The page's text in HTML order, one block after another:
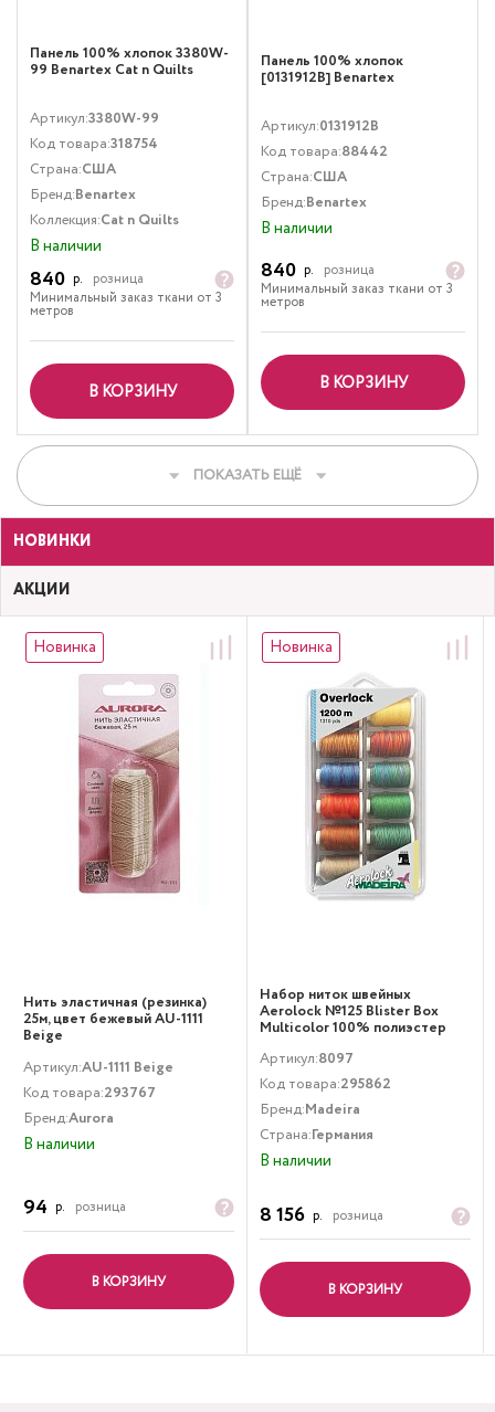
Панель 100% хлопок 3380W-
99 Benartex Cat n Quilts
Артикул:3380W-99
Код товара:318754
Страна:США
Бренд:Benartex
Коллекция:Cat n Quilts
В наличии
840 р.
розница
Минимальный заказ ткани от 3
метров
В КОРЗИНУ
Панель 100% хлопок
[0131912B] Benartex
Артикул:0131912B
Код товара:88442
Страна:США
Бренд:Benartex
В наличии
840 р.
розница
Минимальный заказ ткани от 3
метров
В КОРЗИНУ
ПОКАЗАТЬ ЕЩЁ
НОВИНКИ
АКЦИИ
Новинка
Нить эластичная (резинка)
25м, цвет бежевый AU-1111
Beige
Артикул:AU-1111 Beige
Код товара:293767
Бренд:Aurora
В наличии
94 р. розница
В КОРЗИНУ
Новинка
Набор ниток швейных
Aerolock №125 Blister Box
Multicolor 100% полиэстер
Артикул:8097
Код товара:295862
Бренд:Madeira
Страна:Германия
В наличии
8 156 р. розница
В КОРЗИНУ